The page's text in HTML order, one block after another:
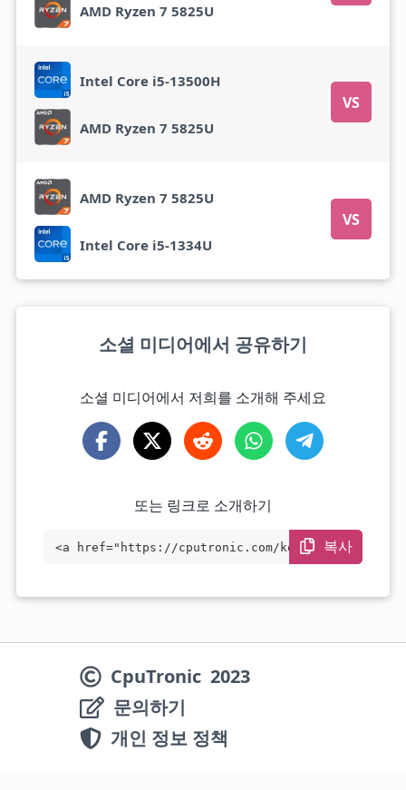
AMD Ryzen 7 5825U
Intel Core i5-13500H
VS
AMD Ryzen 7 5825U
AMD Ryzen 7 5825U
VS
Intel Core i5-1334U
소셜 미디어에서 공유하기
소셜 미디어에서 저희를 소개해 주세요
또는 링크로 소개하기
<a href="https://cputronic.com/ko/cpu/am
복사
CpuTronic 2023
문의하기
개인 정보 정책